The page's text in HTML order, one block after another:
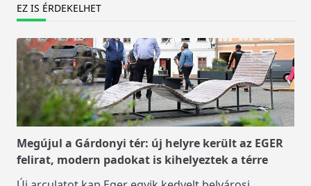
EZ IS ÉRDEKELHET
Megújul a Gárdonyi tér: új helyre került az EGER
felirat, modern padokat is kihelyeztek a térre